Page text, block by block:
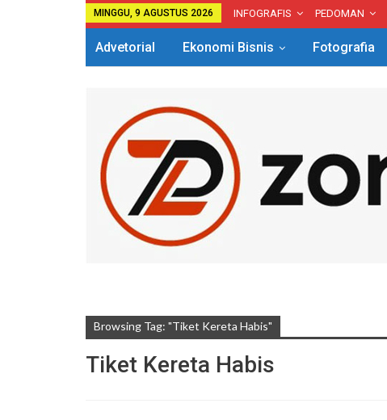
MINGGU, 9 AGUSTUS 2026 INFOGRAFIS PEDOMAN
Advetorial Ekonomi Bisnis Fotografia
Browsing Tag: "tiket Kereta Habis"
Tiket Kereta Habis